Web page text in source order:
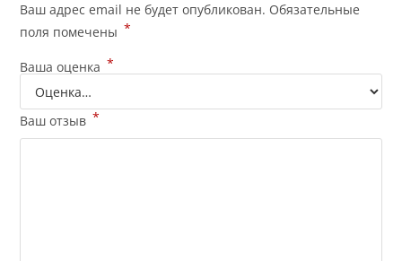
Ваш адрес email не будет опубликован. Обязательные
поля помечены *
Ваша оценка *
Ваш отзыв *